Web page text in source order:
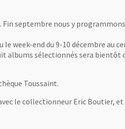
septembre nous y
week-end du 9-10 décembre au
albums sélectionnés sera
Toussaint.
le collectionneur Eric Boutier,